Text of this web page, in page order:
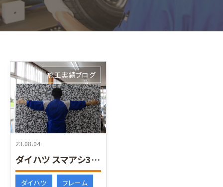
23.08.04
ダイハツ スマアシ3 エーミング ターゲット
施工実績ブログ
ダイハツ フレーム